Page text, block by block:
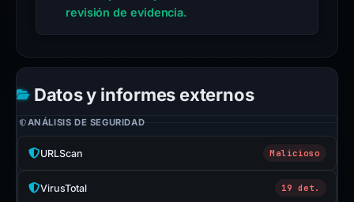
revisión de evidencia.
Datos y informes externos
ANÁLISIS DE SEGURIDAD
URLScan Malicioso
VirusTotal 19 det.